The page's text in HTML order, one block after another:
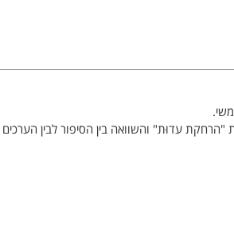
עדוּת" והשוואה בין הסיפור לבין הערכים